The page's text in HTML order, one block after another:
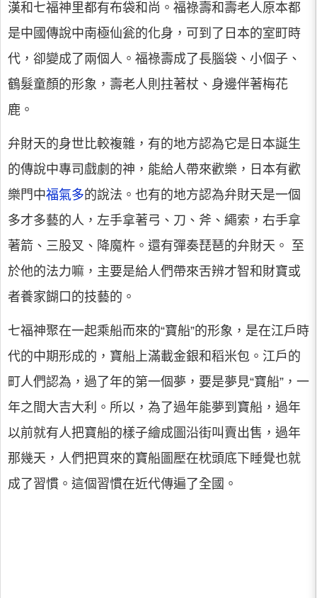
漢和七福神里都有布袋和尚。福祿壽和壽老人原本都
是中國傳說中南極仙瓮的化身，可到了日本的室町時
代，卻變成了兩個人。福祿壽成了長腦袋、小個子、
鶴髮童顏的形象，壽老人則拄著杖、身邊伴著梅花
鹿。
弁財天的身世比較複雜，有的地方認為它是日本誕生
的傳說中專司戲劇的神，能給人帶來歡樂，日本有歡
樂門中福氣多的說法。也有的地方認為弁財天是一個
多才多藝的人，左手拿著弓、刀、斧、繩索，右手拿
著箭、三股叉、降魔杵。還有彈奏琵琶的弁財天。 至
於他的法力嘛，主要是給人們帶來舌辨才智和財寶或
者養家餬口的技藝的。
七福神聚在一起乘船而來的“寶船”的形象，是在江戶時
代的中期形成的，寶船上滿載金銀和稻米包。江戶的
町人們認為，過了年的第一個夢，要是夢見“寶船”，一
年之間大吉大利。所以，為了過年能夢到寶船，過年
以前就有人把寶船的樣子繪成圖沿街叫賣出售，過年
那幾天，人們把買來的寶船圖壓在枕頭底下睡覺也就
成了習慣。這個習慣在近代傳遍了全國。